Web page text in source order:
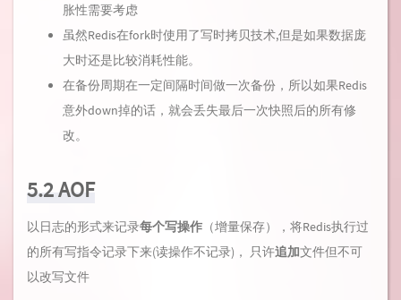
胀性需要考虑
虽然Redis在fork时使用了写时拷贝技术,但是如果数据庞
大时还是比较消耗性能。
在备份周期在一定间隔时间做一次备份，所以如果Redis
意外down掉的话，就会丢失最后一次快照后的所有修
改。
5.2 AOF
以日志的形式来记录每个写操作 （增量保存），将Redis执行过
的所有写指令记录下来(读操作不记录)， 只许追加文件但不可
以改写文件